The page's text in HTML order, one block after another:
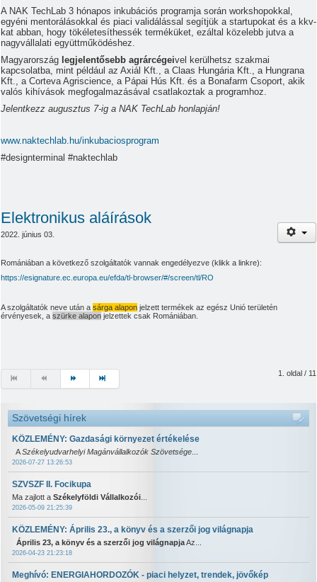
A NAK TechLab 3 hónapos inkubációs programja során workshopokkal,
egyéni mentorálásokkal és piaci validálással segítjük a startupokat és a kkv-
kat abban, hogy tökéletesíthessék terméküket, ezáltal közelebb jutva a
nagyvállalati együttműködéshez.
Magyarország legjelentősebb agrárcégeivel kerülhetsz szakmai
kapcsolatba, mint például az Axiál Kft., a Claas Hungária Kft., a Hungrana
Kft., a Corteva Agriscience, a Pápai Hús Kft. és a Bonafarm Csoport, akik
valós kihívások megfogalmazásával csatlakoztak a programhoz.
Jelentkezz augusztus 7-ig a NAK TechLab honlapján!
www.naktechlab.hu/inkubaciosprogram
#designterminal #naktechlab
Elektronikus aláírások
2022. június 03.
Romániában a következő szolgáltatók vannak engedélyezve (klikk a linkre):
https://esignature.ec.europa.eu/efda/tl-browser/#/screen/tl/RO
A szolgáltatók neve után a sárga alapon jelzett termékek az egész Unió területén
érvényesek, a szürke alapon jelzettek csak Romániában.
1. oldal / 11
Szövetségi hírek
KÖZLEMÉNY: Gazdasági környezet értékelése
ASzékelyudvarhelyi Magánvállalkozók Szövetsége
2026-07-27 13:26:53
SZVSZF II. Focikupa
Ma zajlott a Székelyföldi Vállalkozói
2026-05-09 21:25:39
KÖZLEMÉNY: Április 23., a könyv és a szerzői jog világnapja
Április 23, a könyv és a szerzői jog világnapjaAz...
2026-04-23 21:23:18
Meghívó: ENERGIAHORDOZÓK - piaci helyzet, trendek, jövőkép